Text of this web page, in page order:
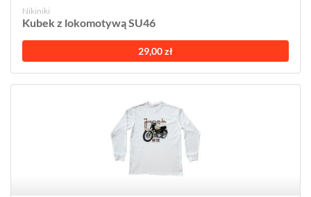
Nikiniki
Kubek z lokomotywą SU46
29,00 zł